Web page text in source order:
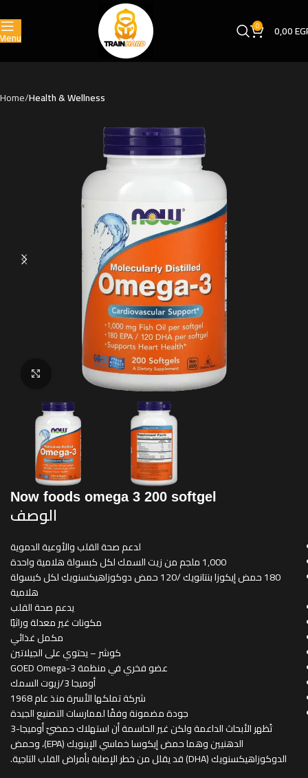
0 0,00
Home Health & Wellness
Click to enlarge
Now foods omega 3 200 softgel
الوصف
لدعم صحة القلب والأوعية الدموية
1,000 ملجم من زيت السمك لكل كبسولة هلامية واحدة
180 حمض إيكوزا بنتانويك /120 حمض دوكوزاهيكسنويك لكل كبسولة
هلامية
يدعم صحة القلب
مكونات غير معدلة وراثيًا
مكمل غذائي
كوشر – يحتوي على الجيلاتين
عضو فخري في منظمة GOED Omega-3
أوميجا 3/زيوت السمك
شركة تملكها الأسرة منذ عام 1968
جودة مضمونة وفقًا لممارسات التصنيع الجيدة
تُظهر الأبحاث الداعمة ولكن غير الحاسمة أن استهلاك حمضيّ أوميجا-3
الدهنيين وهما حمض إيكوسا خماسي الإينويك (EPA)، وحمض
الدوكوزاهيكسنويك (DHA) قد يقلل من خطر الإصابة بأمراض القلب التاجية.